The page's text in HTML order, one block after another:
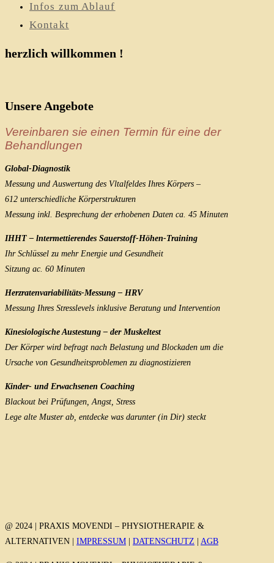
Infos zum Ablauf
Kontakt
herzlich willkommen !
Unsere Angebote
Vereinbaren sie einen Termin für eine der
Behandlungen
Global-Diagnostik
Messung und Auswertung des Vltalfeldes Ihres Körpers –
612 unterschiedliche Körperstrukturen
Messung inkl. Besprechung der erhobenen Daten ca. 45 Minuten
IHHT – lntermettierendes Sauerstoff-Höhen-Training
Ihr Schlüssel zu mehr Energie und Gesundheit
Sitzung ac. 60 Minuten
Herzratenvariabilitäts-Messung – HRV
Messung Ihres Stresslevels inklusive Beratung und Intervention
Kinesiologische Austestung – der Muskeltest
Der Körper wird befragt nach Belastung und Blockaden um die
Ursache von Gesundheitsproblemen zu diagnostizieren
Kinder- und Erwachsenen Coaching
Blackout bei Prüfungen, Angst, Stress
Lege alte Muster ab, entdecke was darunter (in Dir) steckt
@ 2024 | PRAXIS MOVENDI – PHYSIOTHERAPIE &
ALTERNATIVEN | IMPRESSUM DATENSCHUTZ AGB